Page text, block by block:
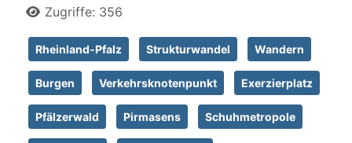
Zugriffe: 356
Rheinland-Pfalz Strukturwandel Wandern
Burgen Verkehrsknotenpunkt Exerzierplatz
Pfälzerwald Pirmasens Schuhmetropole